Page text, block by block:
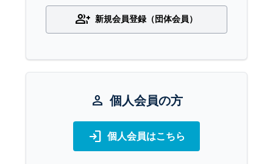
group_add 新規会員登録（団体会員）
person 個人会員の方
login 個人会員はこちら